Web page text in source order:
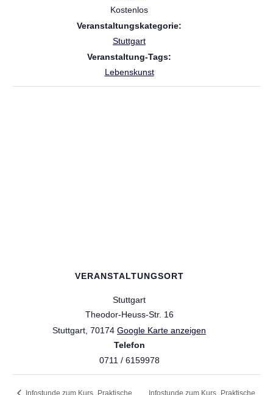
Kostenlos
Veranstaltungskategorie:
Stuttgart
Veranstaltung-Tags:
Lebenskunst
VERANSTALTUNGSORT
Stuttgart
Theodor-Heuss-Str. 16
Stuttgart 70174 Google Karte anzeigen
Telefon
0711 / 6159978
Infostunde zum Kurs „Praktische
Infostunde zum Kurs „Praktische